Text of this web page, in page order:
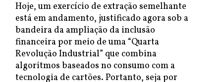
Hoje, um exercício de extração semelhante
está em andamento, justificado agora sob a
bandeira da ampliação da inclusão
financeira por meio de uma “Quarta
Revolução Industrial” que combina
algoritmos baseados no consumo com a
tecnologia de cartões. Portanto, seja por